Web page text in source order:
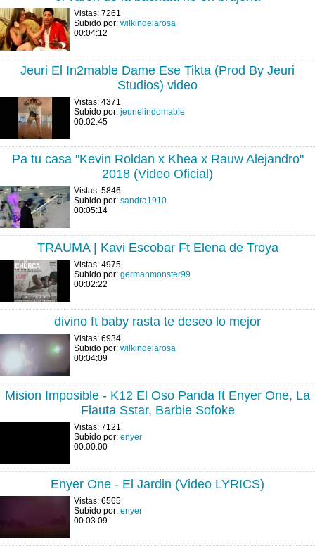
Vistas: 7261
Subido por: wilkindelarosa
00:04:12
Jeuri El In2mable Dame Ese Tikta (Prod By Jeuri
Studios) video
Vistas: 4371
Subido por: jeurielindomable
00:02:45
Pa tu casa "Kevin Roldan x Khea x Rauw Alejandro"
2018 (Video Oficial)
Vistas: 5846
Subido por: sandra1910
00:05:14
TRAUMA | Kavi Escobar Ft Elena de Troya
Vistas: 4975
Subido por: germanmonster99
00:02:22
divino ft baby rasta te deseo lo mejor
Vistas: 6934
Subido por: wilkindelarosa
00:04:09
Mision Imposible - K12 El Oso Panda ft Enyer One, La
Flauta Sstar, Barbie Sofoke
Vistas: 7121
Subido por: enyer
00:00:00
Enyer One - El Jardin (Video LYRICS)
Vistas: 6565
Subido por: enyer
00:03:09